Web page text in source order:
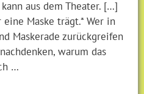
aus dem Theater. […]
Maske trägt.* Wer in
Maskerade zurückgreifen
warum das
…